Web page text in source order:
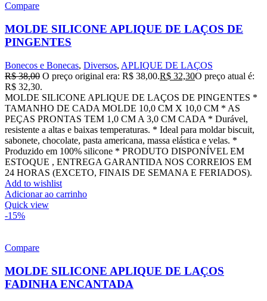
Compare
MOLDE SILICONE APLIQUE DE LAÇOS DE
PINGENTES
Bonecos e Bonecas, Diversos, APLIQUE DE LAÇOS
R$38,00 O preço original era: R$ 38,00.R$ 32,30O preço atual é:
R$ 32,30.
MOLDE SILICONE APLIQUE DE LAÇOS DE PINGENTES *
TAMANHO DE CADA MOLDE 10,0 CM X 10,0 CM * AS
PEÇAS PRONTAS TEM 1,0 CM A 3,0 CM CADA * Durável,
resistente a altas e baixas temperaturas. * Ideal para moldar biscuit,
sabonete, chocolate, pasta americana, massa elástica e velas. *
Produzido em 100% silicone * PRODUTO DISPONÍVEL EM
ESTOQUE , ENTREGA GARANTIDA NOS CORREIOS EM
24 HORAS (EXCETO, FINAIS DE SEMANA E FERIADOS).
Add to wishlist
Adicionar ao carrinho
Quick view
-15%
Compare
MOLDE SILICONE APLIQUE DE LAÇOS
FADINHA ENCANTADA